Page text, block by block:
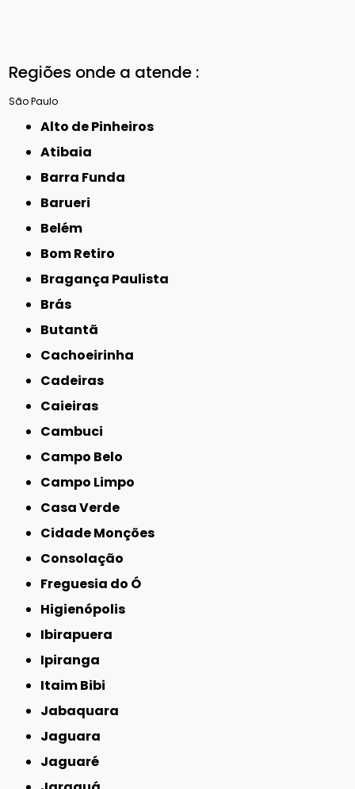
Regiões onde a atende :
São Paulo
Alto de Pinheiros
Atibaia
Barra Funda
Barueri
Belém
Bom Retiro
Bragança Paulista
Brás
Butantã
Cachoeirinha
Cadeiras
Caieiras
Cambuci
Campo Belo
Campo Limpo
Casa Verde
Cidade Monções
Consolação
Freguesia do Ó
Higienópolis
Ibirapuera
Ipiranga
Itaim Bibi
Jabaquara
Jaguara
Jaguaré